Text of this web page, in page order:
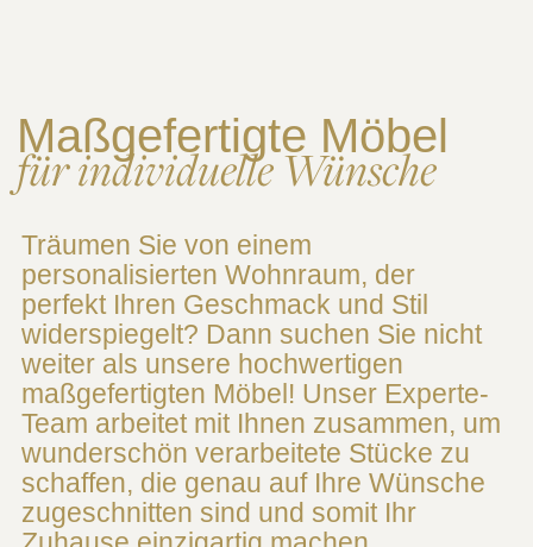
Maßgefertigte Möbel
für individuelle Wünsche
Träumen Sie von einem
personalisierten Wohnraum, der
perfekt Ihren Geschmack und Stil
widerspiegelt? Dann suchen Sie nicht
weiter als unsere hochwertigen
maßgefertigten Möbel! Unser Experte-
Team arbeitet mit Ihnen zusammen, um
wunderschön verarbeitete Stücke zu
schaffen, die genau auf Ihre Wünsche
zugeschnitten sind und somit Ihr